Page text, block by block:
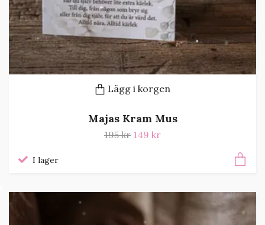
Lägg i korgen
Majas Kram Mus
195 kr 149 kr
I lager